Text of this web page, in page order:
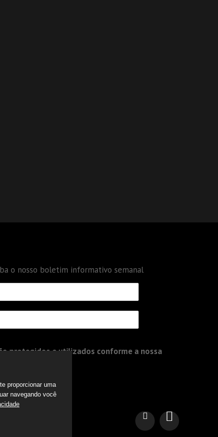
o nosso boletim informativo semanal
protegidos e utilizados conforme a nossa
proporcionar uma
navegando você